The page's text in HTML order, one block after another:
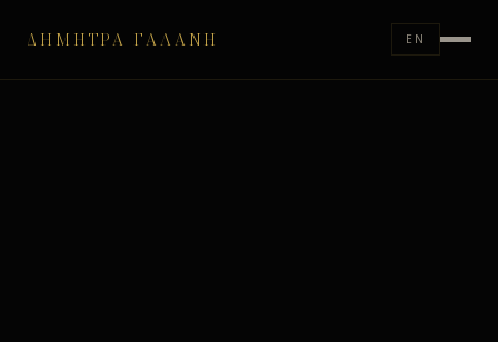
ΔΉΜΗΤΡΑ ΓΑΛΆΝΗ EN